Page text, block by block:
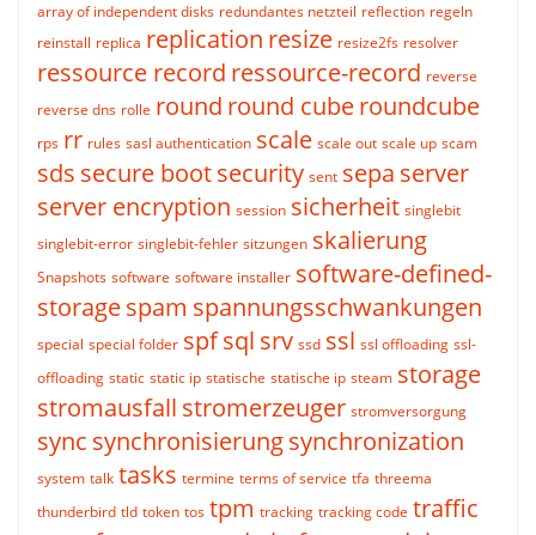
array of independent disks redundantes netzteil reflection regeln
reinstall replica replication resize resize2fs resolver
ressource record ressource-record reverse
reverse dns rolle round round cuberoundcube
rps rr rules sasl authentication scale scale out scale up scam
sds secure bootsecurity sent sepa server
server encryption session sicherheit singlebit
singlebit-error singlebit-fehler sitzungen skalierung
Snapshots software software installer software-defined-
storagespam spannungsschwankungen
special special folder spfsql srv ssd ssl ssl offloading ssl-
offloading static static ip statische statische ip steam storage
stromausfall stromerzeuger stromversorgung
sync synchronisierungsynchronization
system talk tasks termine terms of service tfa threema
thunderbird tld token tos tpm tracking tracking code traffic